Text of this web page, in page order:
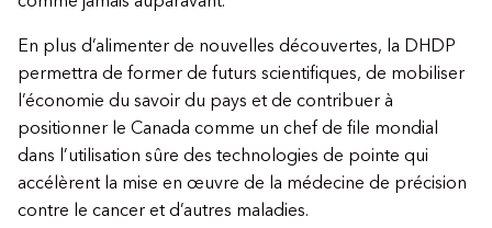
En plus d’alimenter de nouvelles découvertes, la DHDP
permettra de former de futurs scientifiques, de mobiliser
l’économie du savoir du pays et de contribuer à
positionner le Canada comme un chef de file mondial
dans l’utilisation sûre des technologies de pointe qui
accélèrent la mise en œuvre de la médecine de précision
contre le cancer et d’autres maladies.